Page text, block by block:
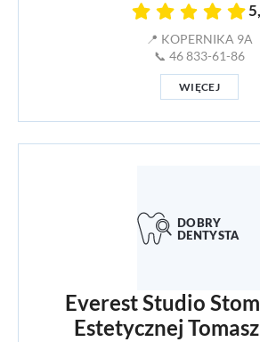
📍 KOPERNIKA 9A
📞 46 833-61-86
WIĘCEJ
Everest Studio
Estetycznej